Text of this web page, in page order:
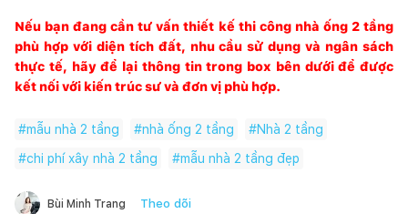
Nếu bạn đang cần tư vấn thiết kế thi công nhà ống 2 tầng
phù hợp với diện tích đất, nhu cầu sử dụng và ngân sách
thực tế, hãy để lại thông tin trong box bên dưới để được
kết nối với kiến trúc sư và đơn vị phù hợp.
#mẫu nhà 2 tầng #nhà ống 2 tầng #Nhà 2 tầng
#chi phí xây nhà 2 tầng #mẫu nhà 2 tầng đẹp
Bùi Minh Trang Theo dõi